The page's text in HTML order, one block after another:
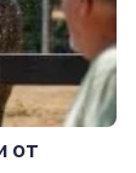
от